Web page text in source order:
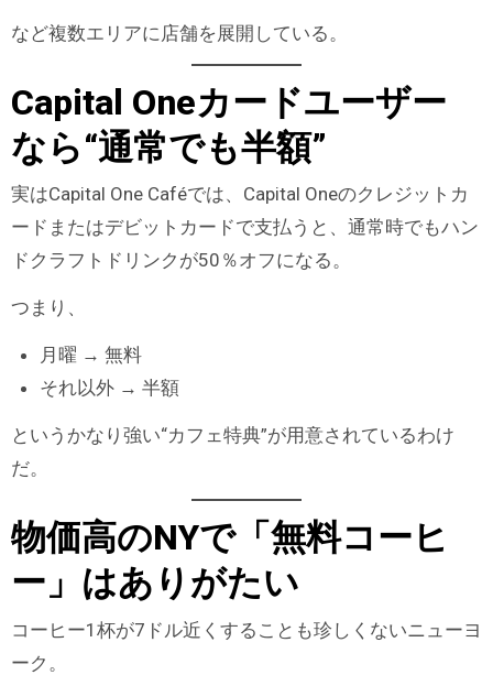
など複数エリアに店舗を展開している。
Capital Oneカードユーザー
なら“通常でも半額”
実はCapital One Caféでは、Capital Oneのクレジットカ
ードまたはデビットカードで支払うと、通常時でもハン
ドクラフトドリンクが50％オフになる。
つまり、
月曜 → 無料
それ以外 → 半額
というかなり強い“カフェ特典”が用意されているわけ
だ。
物価高のNYで「無料コーヒ
ー」はありがたい
コーヒー1杯が7ドル近くすることも珍しくないニューヨ
ーク。